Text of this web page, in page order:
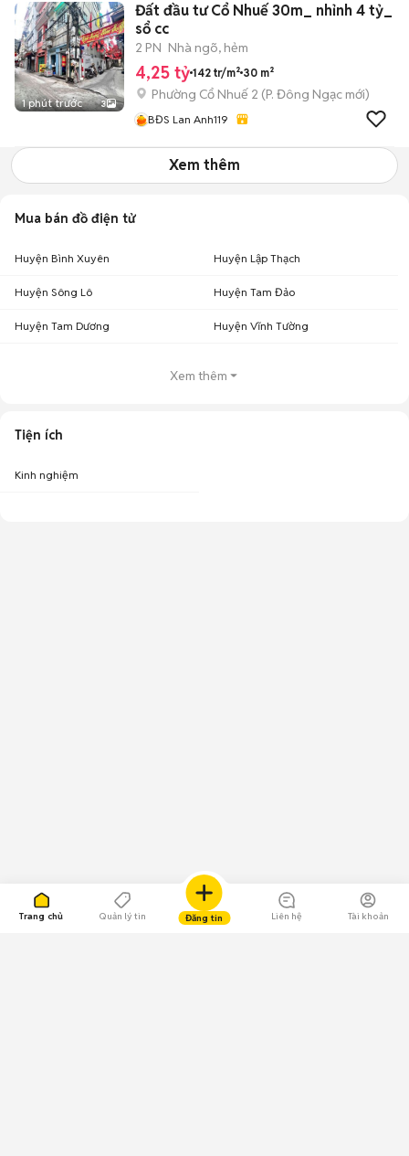
Trang chủ Quản lý tin Đăng tin Liên hệ Tài khoản
1 phút trước 3
Đất đầu tư Cổ Nhuế 30m_ nhỉnh 4 tỷ_
sổ cc
2 PN Nhà ngõ, hẻm
4,25 tỷ 142 tr/m² 30 m²
Phường Cổ Nhuế 2 (P. Đông Ngạc mới)
BĐS Lan Anh119
Xem thêm
Mua bán đồ điện tử
Huyện Bình Xuyên Huyện Lập Thạch
Huyện Sông Lô Huyện Tam Đảo
Huyện Tam Dương Huyện Vĩnh Tường
Xem thêm
Tiện ích
Kinh nghiệm